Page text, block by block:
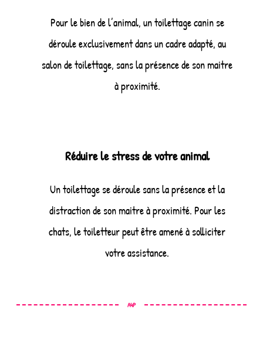
Pour le bien de l’animal, un toilettage canin se
déroule exclusivement dans un cadre adapté, au
salon de toilettage, sans la présence de son maitre
à proximité.
Réduire le stress de votre animal
Un toilettage se déroule sans la présence et la
distraction de son maitre à proximité. Pour les
chats, le toiletteur peut être amené à solliciter
votre assistance.
A4P